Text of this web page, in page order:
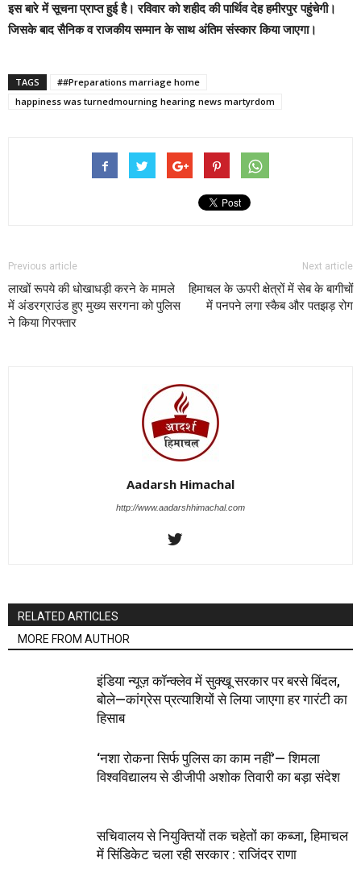
इस बारे में सूचना प्राप्त हुई है। रविवार को शहीद की पार्थिव देह हमीरपुर पहुंचेगी।
जिसके बाद सैनिक व राजकीय सम्मान के साथ अंतिम संस्कार किया जाएगा।
TAGS
##Preparations marriage home
happiness was turnedmourning hearing news martyrdom
Previous article
लाखों रूपये की धोखाधड़ी करने के मामले
में अंडरग्राउंड हुए मुख्य सरगना को पुलिस
ने किया गिरफ्तार
Next article
हिमाचल के ऊपरी क्षेत्रों में सेब के बागीचों
में पनपने लगा स्कैब और पतझड़ रोग
Aadarsh Himachal
http://www.aadarshhimachal.com
RELATED ARTICLES
MORE FROM AUTHOR
इंडिया न्यूज़ कॉन्क्लेव में सुक्खू सरकार पर बरसे बिंदल,
बोले—कांग्रेस प्रत्याशियों से लिया जाएगा हर गारंटी का
हिसाब
‘नशा रोकना सिर्फ पुलिस का काम नहीं’— शिमला
विश्वविद्यालय से डीजीपी अशोक तिवारी का बड़ा संदेश
सचिवालय से नियुक्तियों तक चहेतों का कब्जा, हिमाचल
में सिंडिकेट चला रही सरकार : राजिंदर राणा